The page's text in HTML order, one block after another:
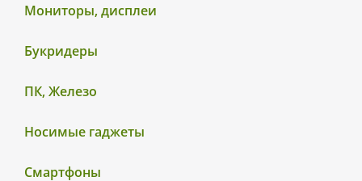
Мониторы, дисплеи
Букридеры
ПК, Железо
Носимые гаджеты
Смартфоны